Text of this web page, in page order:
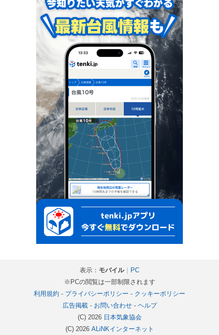
表示： モバイル｜ PC
※PCの閲覧は一部制限されます
利用規約 - プライバシーポリシー - クッキーポリシー
広告掲載- お問い合わせ- ヘルプ
(C) 2026 日本気象協会
(C) 2026 ALiNKインターネット